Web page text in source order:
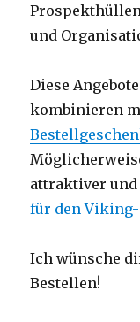
und
Diese
kombinieren
attraktiver
für den
Ich wünsche
Bestellen!